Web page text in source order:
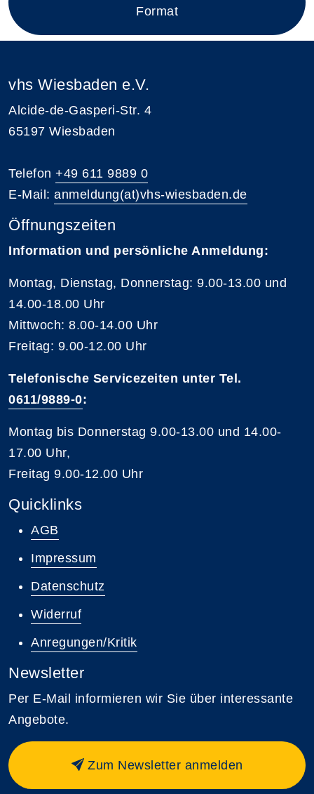
Format
vhs Wiesbaden e.V.
Alcide-de-Gasperi-Str. 4
65197 Wiesbaden
Telefon +49 611 9889 0
E-Mail: anmeldung(at)vhs-wiesbaden.de
Öffnungszeiten
Information und persönliche Anmeldung:
Montag, Dienstag, Donnerstag: 9.00-13.00 und
14.00-18.00 Uhr
Mittwoch: 8.00-14.00 Uhr
Freitag: 9.00-12.00 Uhr
Telefonische Servicezeiten unter Tel.
0611/9889-0:
Montag bis Donnerstag 9.00-13.00 und 14.00-
17.00 Uhr,
Freitag 9.00-12.00 Uhr
Quicklinks
AGB
Impressum
Datenschutz
Widerruf
Anregungen/Kritik
Newsletter
Per E-Mail informieren wir Sie über interessante
Angebote.
Zum Newsletter anmelden